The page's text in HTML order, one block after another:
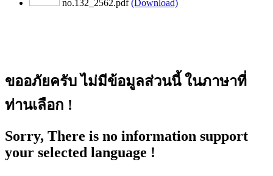
no.132_2562.pdf (Download)
ขออภัยครับ ไม่มีข้อมูลส่วนนี้ ในภาษาที่
ท่านเลือก !
Sorry, There is no information support
your selected language !